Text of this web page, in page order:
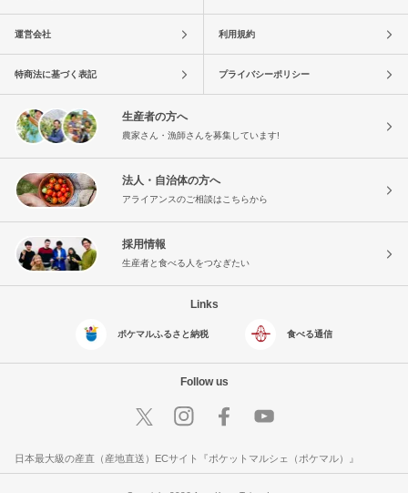
運営会社 利用規約
特商法に基づく表記 プライバシーポリシー
生産者の方へ
農家さん・漁師さんを募集しています!
法人・自治体の方へ
アライアンスのご相談はこちらから
採用情報
生産者と食べる人をつなぎたい
Links
ポケマルふるさと納税 食べる通信
Follow us
日本最大級の産直（産地直送）ECサイト『ポケットマルシェ（ポケマル）』